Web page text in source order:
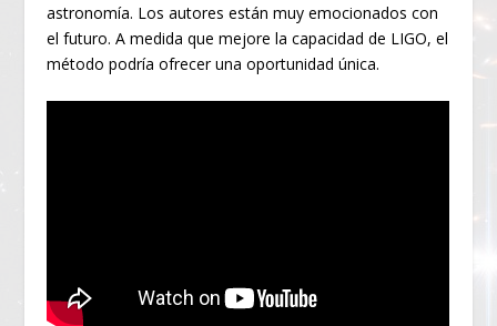
astronomía. Los autores están muy emocionados con
el futuro. A medida que mejore la capacidad de LIGO, el
método podría ofrecer una oportunidad única.